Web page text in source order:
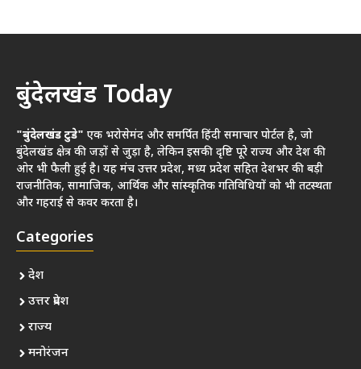
बुंदेलखंड Today
"बुंदेलखंड टुडे" एक भरोसेमंद और समर्पित हिंदी समाचार पोर्टल है, जो
बुंदेलखंड क्षेत्र की जड़ों से जुड़ा है, लेकिन इसकी दृष्टि पूरे राज्य और देश की
ओर भी फैली हुई है। यह मंच उत्तर प्रदेश, मध्य प्रदेश सहित देशभर की बड़ी
राजनीतिक, सामाजिक, आर्थिक और सांस्कृतिक गतिविधियों को भी तटस्थता
और गहराई से कवर करता है।
Categories
देश
उत्तर प्रदेश
राज्य
मनोरंजन